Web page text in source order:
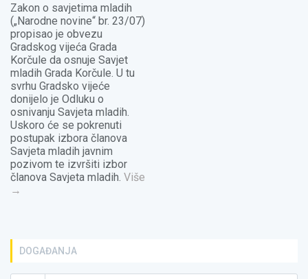
Zakon o savjetima mladih
(„Narodne novine“ br. 23/07)
propisao je obvezu
Gradskog vijeća Grada
Korčule da osnuje Savjet
mladih Grada Korčule. U tu
svrhu Gradsko vijeće
donijelo je Odluku o
osnivanju Savjeta mladih.
Uskoro će se pokrenuti
postupak izbora članova
Savjeta mladih javnim
pozivom te izvršiti izbor
članova Savjeta mladih. Više
→
DOGAĐANJA